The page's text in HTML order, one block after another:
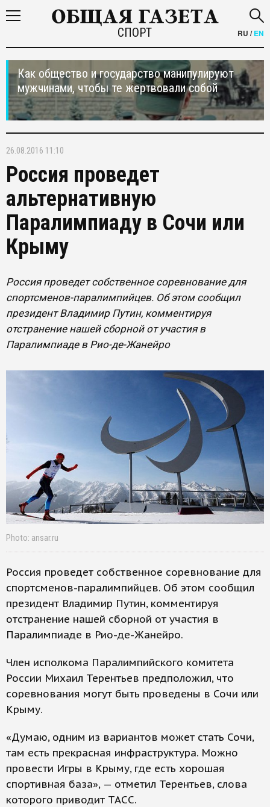
СПОРТ RU /EN
Как общество и государство манипулируют
мужчинами, чтобы те жертвовали собой
26.08.2016 11:10
Россия проведет
альтернативную
Паралимпиаду в Сочи или
Крыму
Россия проведет собственное соревнование для
спортсменов-паралимпийцев. Об этом сообщил
президент Владимир Путин, комментируя
отстранение нашей сборной от участия в
Паралимпиаде в Рио-де-Жанейро
Photo: ansar.ru
Россия проведет собственное соревнование для
спортсменов-паралимпийцев. Об этом сообщил
президент Владимир Путин, комментируя
отстранение нашей сборной от участия в
Паралимпиаде в Рио-де-Жанейро.
Член исполкома Паралимпийского комитета
России Михаил Терентьев предположил, что
соревнования могут быть проведены в Сочи или
Крыму.
«Думаю, одним из вариантов может стать Сочи,
там есть прекрасная инфраструктура. Можно
провести Игры в Крыму, где есть хорошая
спортивная база», — отметил Терентьев, слова
которого приводит ТАСС.